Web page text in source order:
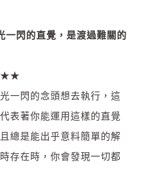
一閃的直覺，是渡過難關的
一閃的念頭想去執行，這
表著你能運用這樣的直覺
總是能出乎意料簡單的解
存在時，你會發現一切都